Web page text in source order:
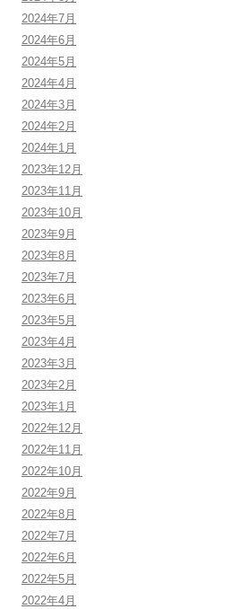
2024年7月
2024年6月
2024年5月
2024年4月
2024年3月
2024年2月
2024年1月
2023年12月
2023年11月
2023年10月
2023年9月
2023年8月
2023年7月
2023年6月
2023年5月
2023年4月
2023年3月
2023年2月
2023年1月
2022年12月
2022年11月
2022年10月
2022年9月
2022年8月
2022年7月
2022年6月
2022年5月
2022年4月